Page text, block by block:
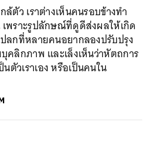
ตัว เราต่างเห็นคนรอบข้างทำ
พราะรูปลักษณ์ที่ดูดีส่งผลให้เกิด
ลกที่หลายคนอยากลองปรับปรุง
คลิกภาพ และเล็งเห็นว่าหัตถการ
วเราเอง หรือเป็นคนใน